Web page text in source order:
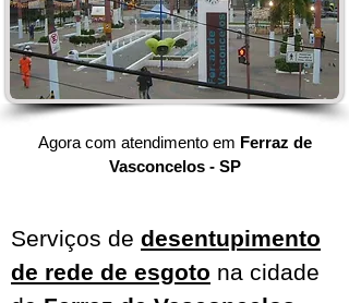
Agora com atendimento em Ferraz de
Vasconcelos - SP
Serviços de desentupimento
de rede de esgoto na cidade